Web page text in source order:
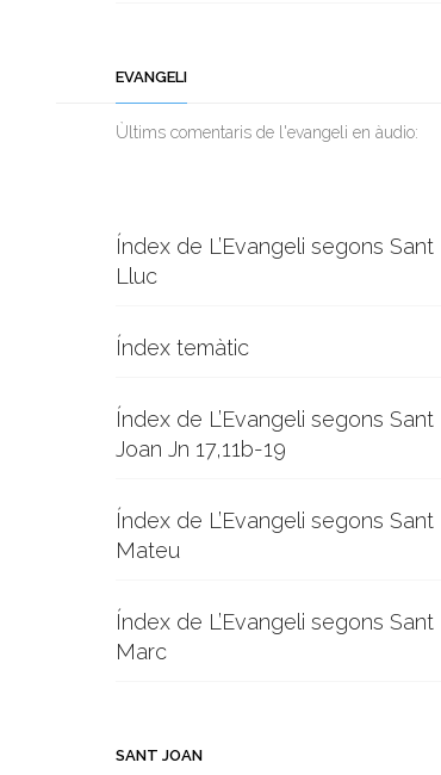
EVANGELI
Ùltims comentaris de l'evangeli en àudio:
Índex de L’Evangeli segons Sant
Lluc
Índex temàtic
Índex de L’Evangeli segons Sant
Joan Jn 17,11b-19
Índex de L’Evangeli segons Sant
Mateu
Índex de L’Evangeli segons Sant
Marc
SANT JOAN